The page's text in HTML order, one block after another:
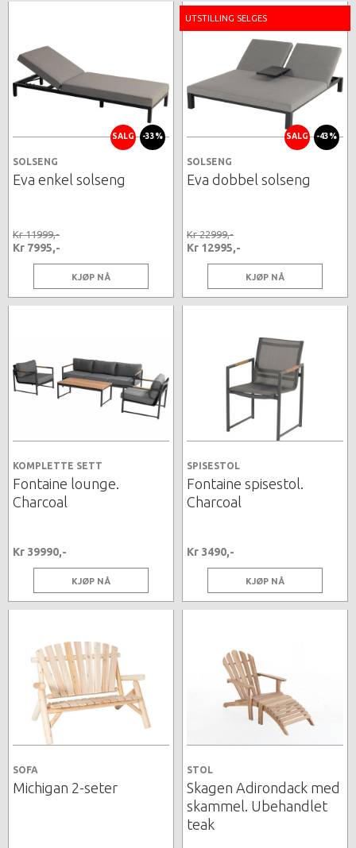
SALG -33%
SOLSENG
Eva enkel solseng
Kr 11999,-
Kr 7995,-
KJØP NÅ
UTSTILLING SELGES
SALG -43%
SOLSENG
Eva dobbel solseng
Kr 22999,-
Kr 12995,-
KJØP NÅ
KOMPLETTE SETT
Fontaine lounge.
Charcoal
Kr 39990,-
KJØP NÅ
SPISESTOL
Fontaine spisestol.
Charcoal
Kr 3490,-
KJØP NÅ
SOFA
Michigan 2-seter
STOL
Skagen Adirondack med
skammel. Ubehandlet
teak